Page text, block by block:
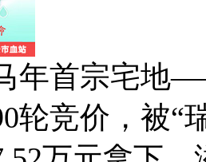
年首宗宅地
轮竞价，被“